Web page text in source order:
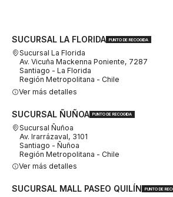
SUCURSAL LA FLORIDA PUNTO DE RECOGIDA
Sucursal La Florida
Av. Vicuña Mackenna Poniente, 7287
Santiago - La Florida
Región Metropolitana - Chile
Ver más detalles
SUCURSAL ÑUÑOA PUNTO DE RECOGIDA
Sucursal Ñuñoa
Av. Irarrázaval, 3101
Santiago - Ñuñoa
Región Metropolitana - Chile
Ver más detalles
SUCURSAL MALL PASEO QUILÍN PUNTO DE